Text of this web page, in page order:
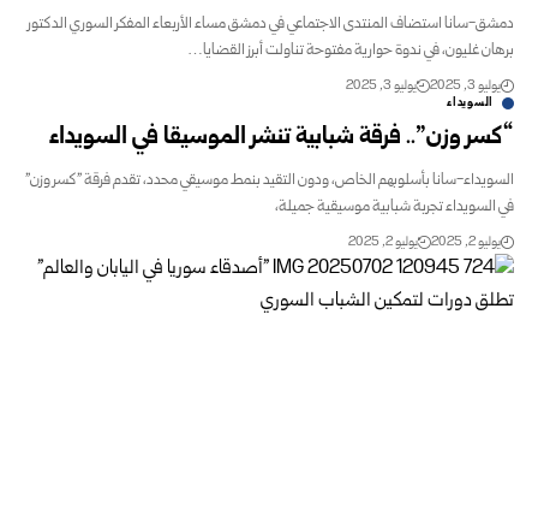
دمشق-سانا استضاف المنتدى الاجتماعي في دمشق مساء الأربعاء المفكر السوري الدكتور
برهان غليون، في ندوة حوارية مفتوحة تناولت أبرز القضايا…
يوليو 3, 2025 يوليو 3, 2025
السويداء
“كسر وزن”.. فرقة شبابية تنشر الموسيقا في السويداء
السويداء-سانا بأسلوبهم الخاص، ودون التقيد بنمط موسيقي محدد، تقدم فرقة "كسر وزن"
في السويداء تجربة شبابية موسيقية جميلة،
يوليو 2, 2025 يوليو 2, 2025